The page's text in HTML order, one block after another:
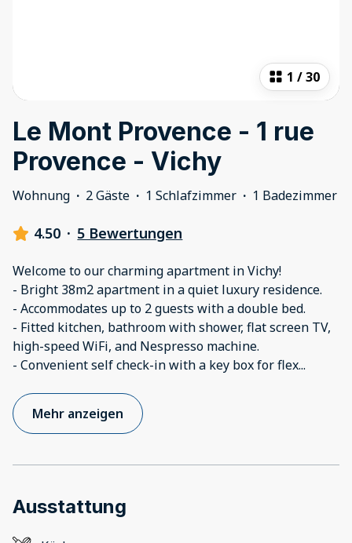
1 /30
Le Mont Provence - 1 rue
Provence - Vichy
Wohnung · 2 Gäste · 1 Schlafzimmer · 1 Badezimmer
4.50 · 5 Bewertungen
Welcome to our charming apartment in Vichy!
- Bright 38m2 apartment in a quiet luxury residence.
- Accommodates up to 2 guests with a double bed.
- Fitted kitchen, bathroom with shower, flat screen TV,
high-speed WiFi, and Nespresso machine.
- Convenient self check-in with a key box for flex...
Mehr anzeigen
Ausstattung